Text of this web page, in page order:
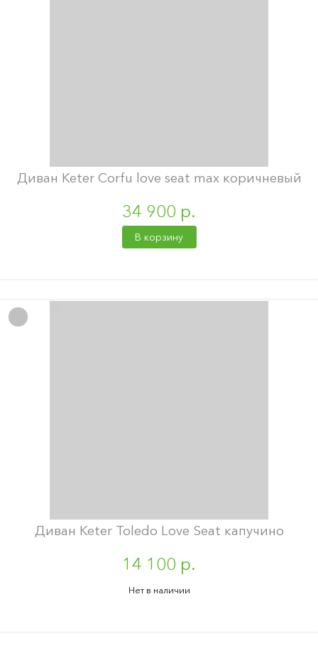
Диван Keter Corfu love seat max коричневый
34 900 р.
В корзину
Диван Keter Toledo Love Seat капучино
14 100 р.
Нет в наличии